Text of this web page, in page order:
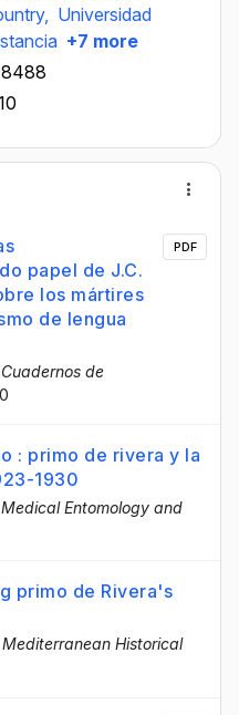
Universidad
+7 more
papel de J.C.
los mártires
de lengua
Cuadernos de
PDF
: primo de rivera y la
1930
Medical Entomology and
primo de Rivera's
Mediterranean Historical